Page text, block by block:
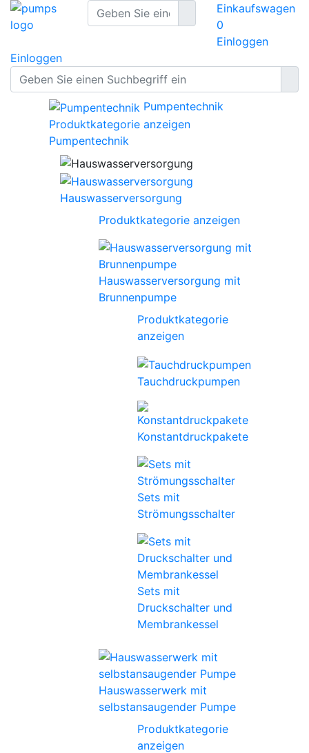
Einkaufswagen
0
Einloggen
Einloggen
Pumpentechnik
Produktkategorie anzeigen
Pumpentechnik
Hauswasserversorgung
Produktkategorie anzeigen
Hauswasserversorgung mit
Brunnenpumpe
Produktkategorie
anzeigen
Tauchdruckpumpen
Konstantdruckpakete
Sets mit
Strömungsschalter
Sets mit
Druckschalter und
Membrankessel
Hauswasserwerk mit
selbstansaugender Pumpe
Produktkategorie
anzeigen